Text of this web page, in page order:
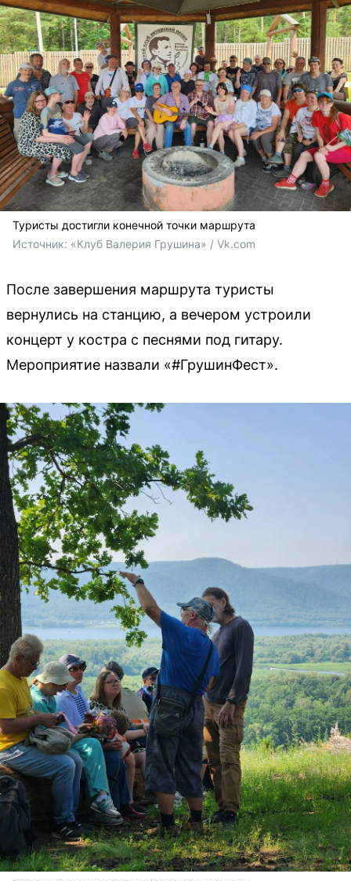
Туристы достигли конечной точки маршрута
Источник: «Клуб Валерия Грушина» / Vk.com
После завершения маршрута туристы
вернулись на станцию, а вечером устроили
концерт у костра с песнями под гитару.
Мероприятие назвали «#ГрушинФест».